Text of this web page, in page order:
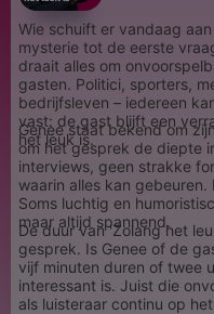
Wie schuift er vandaag
mysterie tot de eerste
draait alles om
gasten. Politici, sporters,
bedrijfsleven – iedereen
vast: de gast blijft een
het leuk is.
Genee staat bekend om
om het gesprek de diepte
interviews, geen strakke
waarin alles kan
Soms luchtig en
maar altijd spannend.
De duur van 'Zolang het
gesprek. Is Genee of de
vijf minuten duren of twee
interessant is. Juist die
als luisteraar continu op